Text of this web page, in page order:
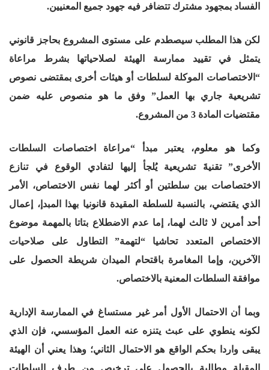
الفساد بمجهود مشترك تتضافر فيه جهود جميع المعنيين.
لكن هذا المطلب سيصطدم على مستوى المشروع بحاجز قانوني
يتمثل في تقييد ممارسة الهيئة لصلاحياتها بشرط مراعاة
“الاختصاصات الموكلة لسلطات أو هيئات أخرى بمقتضى نصوص
تشريعية جاري بها العمل” وفق ما هو منصوص عليه ضمن
مقتضيات المادة 3 من المشروع.
وكما هو معلوم، يعتبر مبدأ “مراعاة اختصاصات السلطات
الأخرى” تقنيةَ تشريعية يُلجأ إليها لتفادي الوقوع في تنازع
الاختصاصات بين سلطتين أو أكثر لهما نفس الاختصاص، الأمر
الذي يقتضي، بالنسبة للسلطة المقيدة قانونيا بهذا المبدإ، إعمال
أحد أمرين لا ثالث لهما، إما عدم الاضطلاع بتاتا بالمهمة موضوع
الاختصاص المتعدد تحاشيا “لتهمة” التطاول على صلاحيات
الآخرين، وإما المغامرة باقتحام الميدان شريطة الحصول على
موافقة السلطات المعنية بالاختصاص.
وبما أن الاحتمال الأول أمر غير مستساغ في الممارسة الإدارية
لكونه ينطوي على عبث يتنزه عنه العمل المؤسسي، فإن الذي
يبقى واردا بحكم الواقع هو الاحتمال الثاني؛ وهذا يعني أن الهيئة
المقبلة مطالبة بالحصول على ترخيص من طرف السلطات